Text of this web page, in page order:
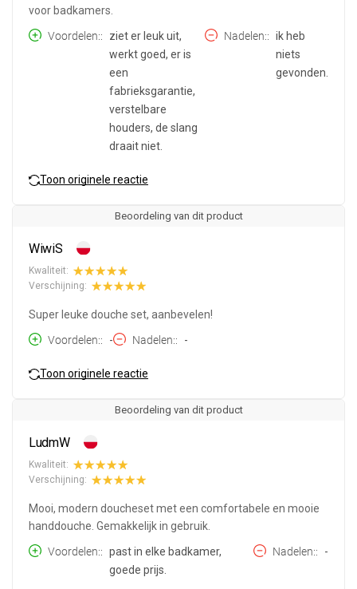
voor badkamers.
Voordelen:
ziet er leuk uit,
werkt goed, er is
een
fabrieksgarantie,
verstelbare
houders, de slang
draait niet.
Nadelen:
ik heb
niets
gevonden.
Toon originele reactie
Beoordeling van dit product
WiwiS
Kwaliteit:
Verschijning:
Super leuke douche set, aanbevelen!
Voordelen:
- Nadelen: -
Toon originele reactie
Beoordeling van dit product
LudmW
Kwaliteit:
Verschijning:
Mooi, modern doucheset met een comfortabele en mooie
handdouche. Gemakkelijk in gebruik.
Voordelen:
past in elke badkamer,
goede prijs.
Nadelen: -